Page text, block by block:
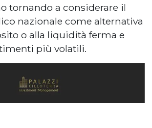
tornando a considerare il
nazionale come alternativa
o alla liquidità ferma e
più volatili.